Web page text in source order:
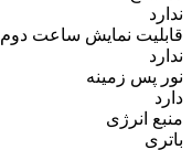
ندارد
قابلیت نمایش ساعت دوم
ندارد
نور پس زمینه
دارد
منبع انرژی
باتری